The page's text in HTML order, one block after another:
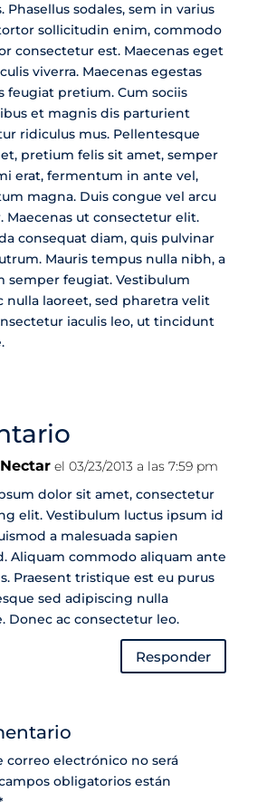
Phasellus sodales, sem in varius
sollicitudin enim, commodo
consectetur est. Maecenas eget
viverra. Maecenas egestas
feugiat pretium. Cum sociis
et magnis dis parturient
ridiculus mus. Pellentesque
pretium felis sit amet, semper
erat, fermentum in ante vel,
magna. Duis congue vel arcu
Maecenas ut consectetur elit.
consequat diam, quis pulvinar
Mauris tempus nulla nibh, a
semper feugiat. Vestibulum
nulla laoreet, sed pharetra velit
iaculis leo, ut tincidunt
el 03/23/2013 a las 7:59 pm
dolor sit amet, consectetur
elit. Vestibulum luctus ipsum id
a malesuada sapien
Aliquam commodo aliquam ante
Praesent tristique est eu purus
sed adipiscing nulla
Donec ac consectetur leo.
Responder
correo electrónico no será
obligatorios están